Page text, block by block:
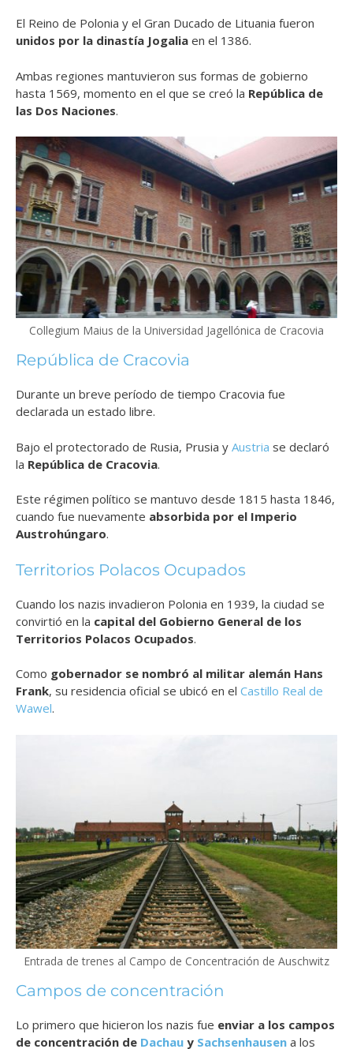
El Reino de Polonia y el Gran Ducado de Lituania fueron
unidos por la dinastía Jogalia en el 1386.
Ambas regiones mantuvieron sus formas de gobierno
hasta 1569, momento en el que se creó la República de
las Dos Naciones.
Collegium Maius de la Universidad Jagellónica de Cracovia
República de Cracovia
Durante un breve período de tiempo Cracovia fue
declarada un estado libre.
Bajo el protectorado de Rusia, Prusia y Austria se declaró
la República de Cracovia.
Este régimen político se mantuvo desde 1815 hasta 1846,
cuando fue nuevamente absorbida por el Imperio
Austrohúngaro.
Territorios Polacos Ocupados
Cuando los nazis invadieron Polonia en 1939, la ciudad se
convirtió en la capital del Gobierno General de los
Territorios Polacos Ocupados.
Como gobernador se nombró al militar alemán Hans
Frank, su residencia oficial se ubicó en el Castillo Real de
Wawel.
Entrada de trenes al Campo de Concentración de Auschwitz
Campos de concentración
Lo primero que hicieron los nazis fue enviar a los campos
de concentración de Dachau y Sachsenhausen a los